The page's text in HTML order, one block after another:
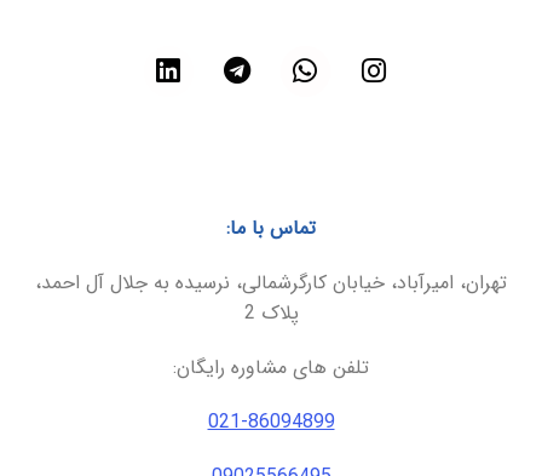
تماس با ما:
تهران، امیرآباد، خیابان کارگرشمالی، نرسیده به جلال آل احمد،
پلاک 2
تلفن های مشاوره رایگان:
021-86094899